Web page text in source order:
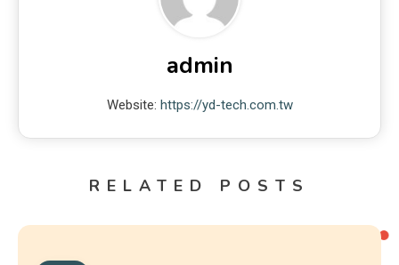
admin
Website: https://yd-tech.com.tw
RELATED POSTS